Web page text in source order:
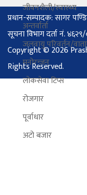
जीवनशैली/स्वास्थ्य
अन्तर्वार्ता
जलवायु परिवर्तन/
मनोरन्जन
लोकसेवा टिप्स
रोजगार
पूर्वाधार
अटो बजार
प्रधान-सम्पादक: सागर
सूचना विभाग दर्ता नं.
Copyright © 2026
Rights Reserved.